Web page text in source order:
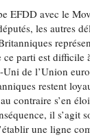
EFDD avec le
les autres
parti est difficile
de l’Union
restent
contraire s’en
il s’agit
une ligne